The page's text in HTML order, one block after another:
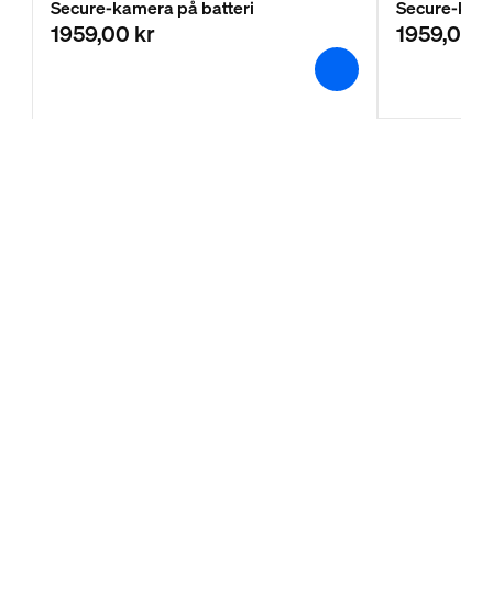
Secure-kamera på batteri
1959,00 kr
Secure-
1959,00